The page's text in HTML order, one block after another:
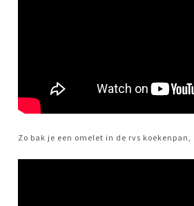
Zo bak je een omelet in de rvs